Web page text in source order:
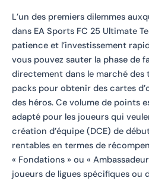
L’un des premiers dilemmes
dans EA Sports FC 25 Ultimate
patience et l’investissement
vous pouvez sauter la phase de
directement dans le marché
packs pour obtenir des cartes
des héros. Ce volume de points
adapté pour les joueurs qui
création d’équipe (DCE) de
rentables en termes de
« Fondations » ou «
joueurs de ligues spécifiques ou